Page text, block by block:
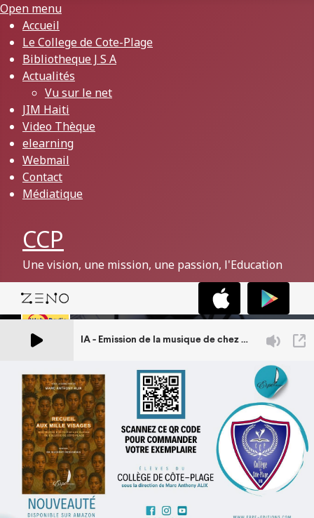
Open menu
Accueil
Le College de Cote-Plage
Bibliotheque J S A
Actualités
Vu sur le net
JIM Haiti
Video Thèque
elearning
Webmail
Contact
Médiatique
CCP
Une vision, une mission, une passion, l'Education